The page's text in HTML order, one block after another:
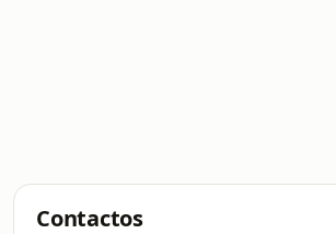
Contactos